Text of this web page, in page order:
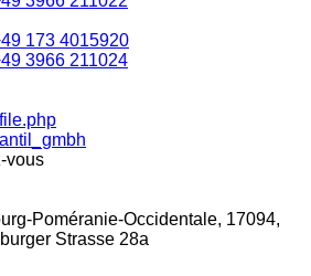
173 4015920
3966 211024
vous
Poméranie-Occidentale, 17094,
Strasse 28a